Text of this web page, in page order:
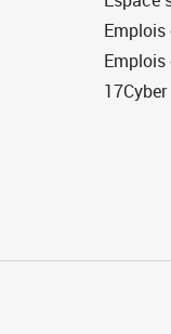
17Cyber